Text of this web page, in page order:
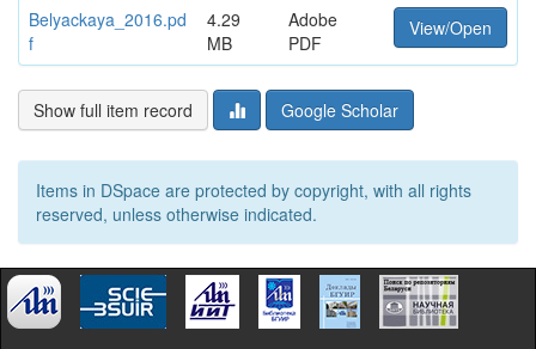
Belyackaya_2016.pd
f
4.29
MB
Adobe
PDF
View/Open
Show full item record Google Scholar
Items in DSpace are protected by copyright, with all rights
reserved, unless otherwise indicated.